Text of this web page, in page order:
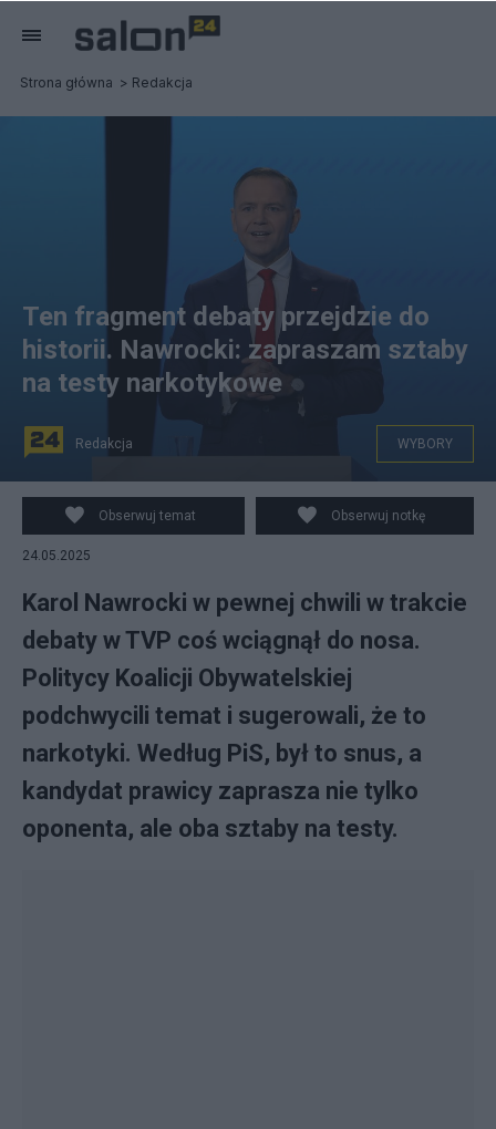
Strona główna Redakcja
Ten fragment debaty przejdzie do
historii. Nawrocki: zapraszam sztaby
na testy narkotykowe
Redakcja WYBORY
Obserwuj temat Obserwuj notkę
24.05.2025
Karol Nawrocki w pewnej chwili w trakcie
debaty w TVP coś wciągnął do nosa.
Politycy Koalicji Obywatelskiej
podchwycili temat i sugerowali, że to
narkotyki. Według PiS, był to snus, a
kandydat prawicy zaprasza nie tylko
oponenta, ale oba sztaby na testy.